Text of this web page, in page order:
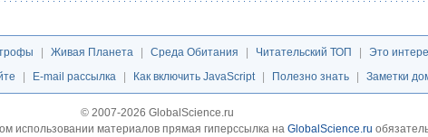
Живая Планета Среда Обитания Читательский ТОП Это
E-mail рассылка Как включить JavaScript Полезно знать Заметки
© 2007-2026 GlobalScience.ru
использовании материалов прямая гиперссылка на GlobalScience.ru